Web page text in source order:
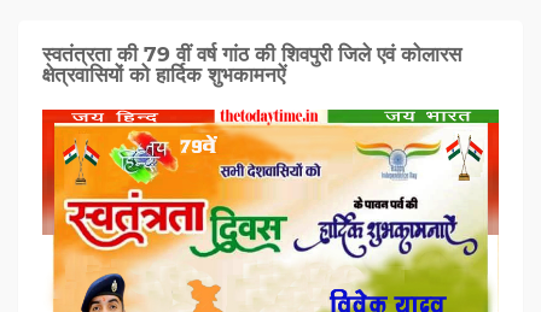
स्वतंत्रता की 79 वीं वर्ष गांठ की शिवपुरी जिले एवं कोलारस
क्षेत्रवासियों को हार्दिक शुभकामनऐं